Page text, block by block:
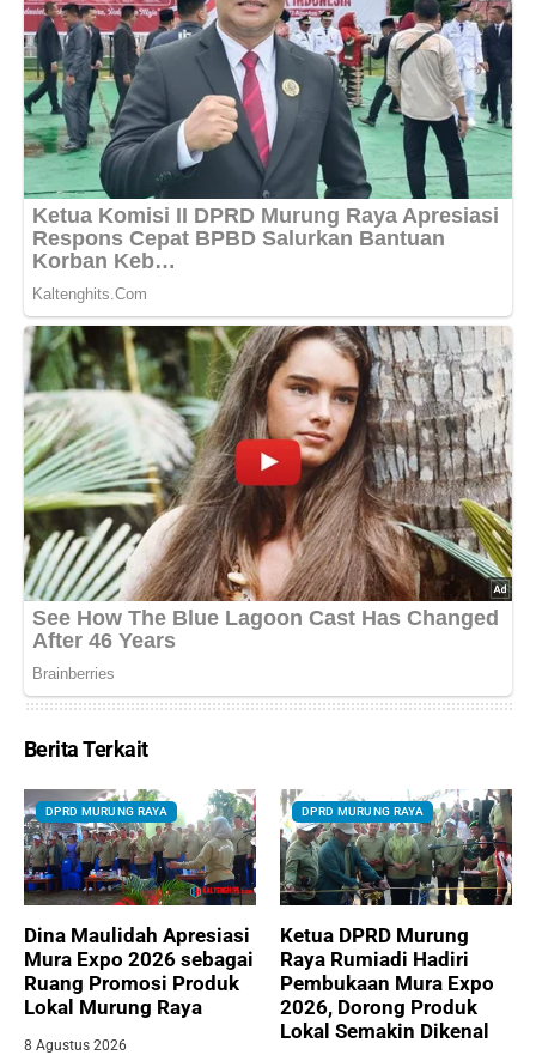
Berita Terkait
DPRD MURUNG RAYA
Dina Maulidah Apresiasi
Mura Expo 2026 sebagai
Ruang Promosi Produk
Lokal Murung Raya
8 Agustus 2026
DPRD MURUNG RAYA
Ketua DPRD Murung
Raya Rumiadi Hadiri
Pembukaan Mura Expo
2026, Dorong Produk
Lokal Semakin Dikenal